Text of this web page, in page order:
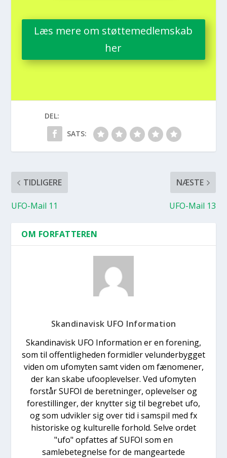
Læs mere om støt­te­med­lem­skab
her
DEL:
SATS:
TIDLIGERE
UFO-Mail 11
NÆSTE
UFO-Mail 13
OM FORFATTEREN
Skandinavisk UFO Information
Skandinavisk UFO Information er en forening,
som til offentligheden formidler velunderbygget
viden om ufomyten samt viden om fænomener,
der kan skabe ufooplevelser. Ved ufomyten
forstår SUFOI de beretninger, oplevelser og
forestillinger, der knytter sig til begrebet ufo,
og som udvikler sig over tid i samspil med fx
historiske og kulturelle forhold. Selve ordet
"ufo" opfattes af SUFOI som en
samlebetegnelse for de mangeartede